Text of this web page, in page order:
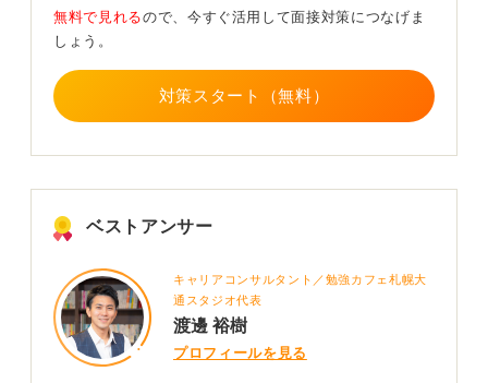
は仕方のないことですが、次に同じようなケースに遭遇
したらどう対応するかなど、次への「違いの作りどこ
ろ」を考えてみるのがおすすめです。
もしその企業に落ちてしまったとしても、どうしても行
が後々活躍するという話を私も聞いたことがあります
2
無料で見れるので、今すぐ活用して面接対策につなげま
しょう。
対策スタート（無料）
ベストアンサー
キャリアコンサルタント／勉強カフェ札幌大
通スタジオ代表
渡邊 裕樹
プロフィールを見る